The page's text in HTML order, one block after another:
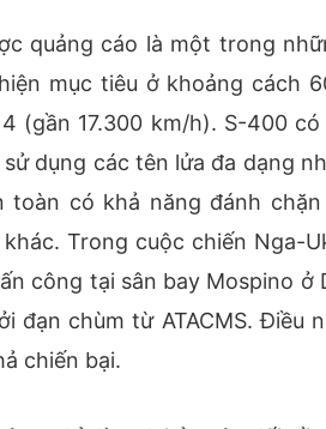
quảng cáo là một trong
mục tiêu ở khoảng cách
(gần 17.300 km/h). S-400
dụng các tên lửa đa dạng
có khả năng đánh
Trong cuộc chiến Nga-
công tại sân bay Mospino
đạn chùm từ ATACMS. Điều
chiến bại.